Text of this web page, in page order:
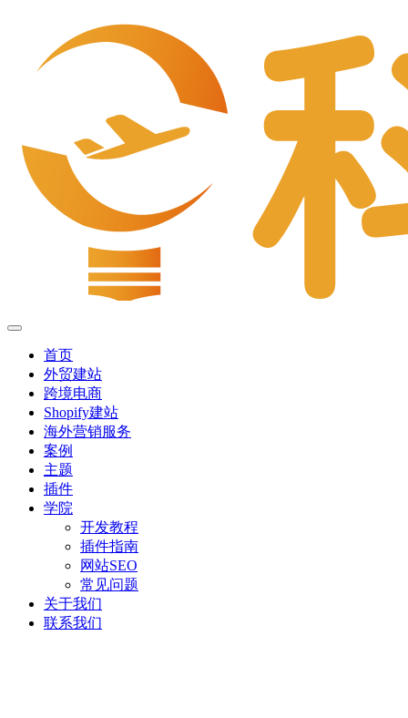
首页
外贸建站
跨境电商
Shopify建站
海外营销服务
案例
主题
插件
学院
开发教程
插件指南
网站SEO
常见问题
关于我们
联系我们